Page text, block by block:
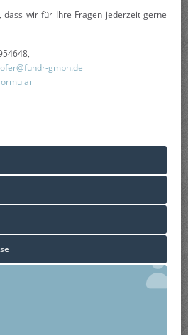
dass wir für Ihre Fragen jederzeit gerne
gmbh.de